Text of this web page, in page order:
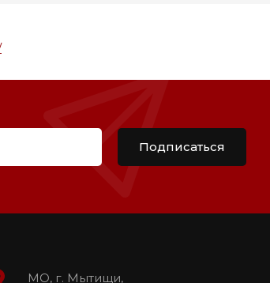
Подписаться
МО, г. Мытищи,